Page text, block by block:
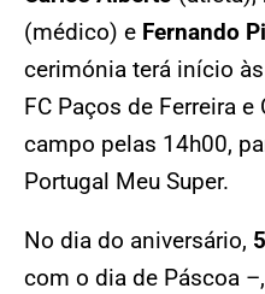
(médico) e Fernando
cerimónia terá início às
FC Paços de Ferreira
campo pelas 14h00,
Portugal Meu Super.
No dia do aniversário,
com o dia de Páscoa